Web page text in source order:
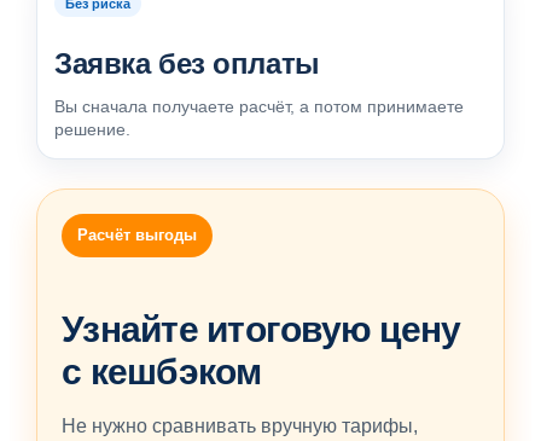
Без риска
Заявка без оплаты
Вы сначала получаете расчёт, а потом принимаете
решение.
Расчёт выгоды
Узнайте итоговую цену
с кешбэком
Не нужно сравнивать вручную тарифы,